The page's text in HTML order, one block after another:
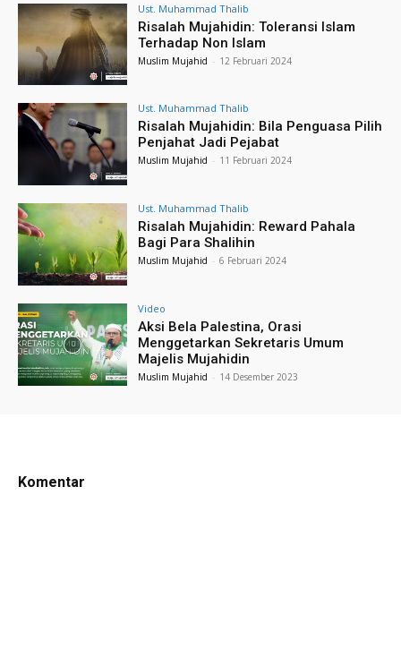
Ust. Muhammad Thalib
Risalah Mujahidin: Toleransi Islam
Terhadap Non Islam
Muslim Mujahid - 12 Februari 2024
Ust. Muhammad Thalib
Risalah Mujahidin: Bila Penguasa Pilih
Penjahat Jadi Pejabat
Muslim Mujahid - 11 Februari 2024
Ust. Muhammad Thalib
Risalah Mujahidin: Reward Pahala
Bagi Para Shalihin
Muslim Mujahid - 6 Februari 2024
Video
Aksi Bela Palestina, Orasi
Menggetarkan Sekretaris Umum
Majelis Mujahidin
Muslim Mujahid - 14 Desember 2023
Komentar